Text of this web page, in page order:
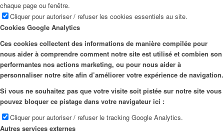
chaque page ou fenêtre.
Cliquer pour autoriser / refuser les cookies essentiels au site.
Cookies Google Analytics
Ces cookies collectent des informations de manière compilée pour
nous aider à comprendre comment notre site est utilisé et combien son
performantes nos actions marketing, ou pour nous aider à
personnaliser notre site afin d’améliorer votre expérience de navigation.
Si vous ne souhaitez pas que votre visite soit pistée sur notre site vous
pouvez bloquer ce pistage dans votre navigateur ici :
Cliquer pour autoriser / refuser le tracking Google Analytics.
Autres services externes